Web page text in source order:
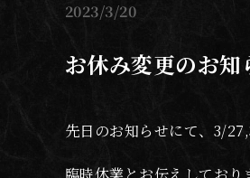
2023 3/20
お休み変更のお知
先日のお知らせにて、3/